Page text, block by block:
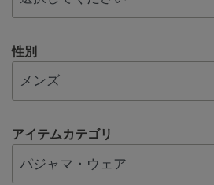
性別
アイテムカテゴリ